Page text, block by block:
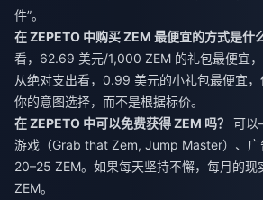
件”。
在 ZEPETO 中购买 ZEM 最便宜的方式是什
看，62.69 美元/1,000 ZEM 的礼包最便宜
从绝对支出看，0.99 美元的小礼包最便宜
你的意图选择，而不是根据标价。
在 ZEPETO 中可以免费获得 ZEM 吗？
可
游戏（Grab that Zem, Jump Master）、广
20–25 ZEM。如果每天坚持不懈，每月的
ZEM。